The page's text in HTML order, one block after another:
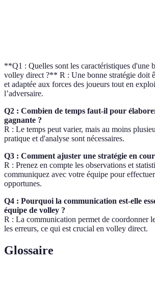
**Q1 : Quelles sont les caractéristiques d'une
volley direct ?** R : Une bonne stratégie doit
et adaptée aux forces des joueurs tout en
l’adversaire.
Q2 : Combien de temps faut-il pour
gagnante ?
R : Le temps peut varier, mais au moins
pratique et d'analyse sont nécessaires.
Q3 : Comment ajuster une stratégie en
R : Prenez en compte les observations et
communiquez avec votre équipe pour
opportunes.
Q4 : Pourquoi la communication est-elle
équipe de volley ?
R : La communication permet de coordonner
les erreurs, ce qui est crucial en volley direct.
Glossaire